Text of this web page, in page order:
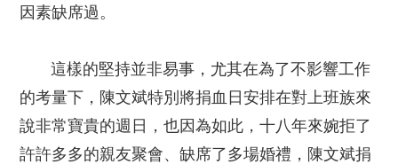
因素缺席過。
這樣的堅持並非易事，尤其在為了不影響工作
的考量下，陳文斌特別將捐血日安排在對上班族來
說非常寶貴的週日，也因為如此，十八年來婉拒了
許許多多的親友聚會、缺席了多場婚禮，陳文斌捐